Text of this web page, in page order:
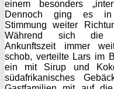
einem besonders
Dennoch ging es in
Stimmung weiter
Während sich die
Ankunftszeit immer
schob, verteilte Lars im
ein mit Sirup und
südafrikanisches